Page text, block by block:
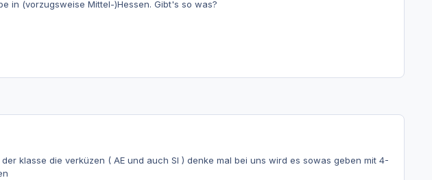
in (vorzugsweise Mittel-)Hessen. Gibt's so was?
klasse die verküzen ( AE und auch SI ) denke mal bei uns wird es sowas geben mit 4-